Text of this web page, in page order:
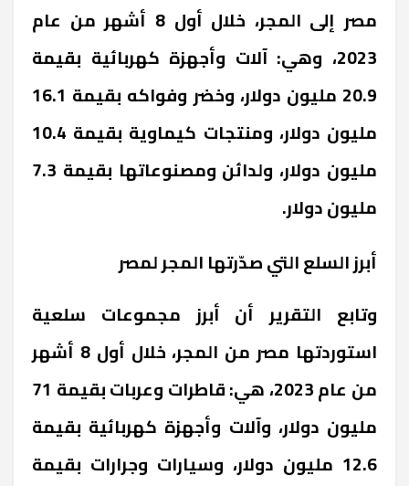
مصر إلى المجر، خلال أول 8 أشهر من عام
2023، وهي: آلات وأجهزة كهربائية بقيمة
20.9 مليون دولار، وخضر وفواكه بقيمة 16.1
مليون دولار، ومنتجات كيماوية بقيمة 10.4
مليون دولار، ولدائن ومصنوعاتها بقيمة 7.3
مليون دولار.
أبرز السلع التي صدّرتها المجر لمصر
وتابع التقرير أن أبرز مجموعات سلعية
استوردتها مصر من المجر، خلال أول 8 أشهر
من عام 2023، هي: قاطرات وعربات بقيمة 71
مليون دولار، وآلات وأجهزة كهربائية بقيمة
12.6 مليون دولار، وسيارات وجرارات بقيمة